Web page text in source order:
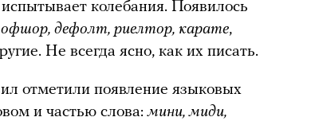
колебания. Появилось
офшор, дефолт, риелтор, карате,
Не всегда ясно, как их писать.
отметили появление языковых
и частью слова:мини, миди,